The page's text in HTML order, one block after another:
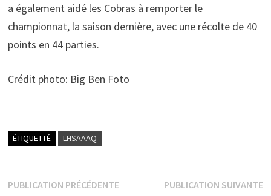
a également aidé les Cobras à remporter le
championnat, la saison dernière, avec une récolte de 40
points en 44 parties.
Crédit photo: Big Ben Foto
ÉTIQUETTÉ LHSAAAQ
Navigation
PUBLICATION PRÉCÉDENTEPublicationPUBLICATION SUIVANTE